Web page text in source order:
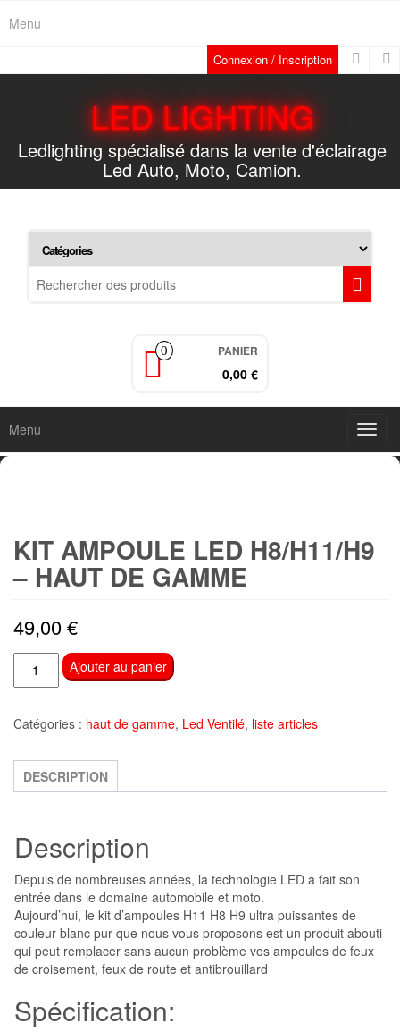
Menu
Connexion / Inscription
LED LIGHTING
Ledlighting spécialisé dans la vente d'éclairage
Led Auto, Moto, Camion.
0 PANIER
0,00 €
Menu
KIT AMPOULE LED H8/H11/H9
– HAUT DE GAMME
49,00€
quantité
de
Ampoule
H8/H11/H9
-
de
Ajouter au panier
Catégories : haut de gamme, Led Ventilé, liste articles
DESCRIPTION
Description
Depuis de nombreuses années, la technologie LED a fait son
entrée dans le domaine automobile et moto.
Aujourd’hui, le kit d’ampoules H11 H8 H9 ultra puissantes de
couleur blanc pur que nous vous proposons est un produit abouti
qui peut remplacer sans aucun problème vos ampoules de feux
de croisement, feux de route et antibrouillard
Spécification: